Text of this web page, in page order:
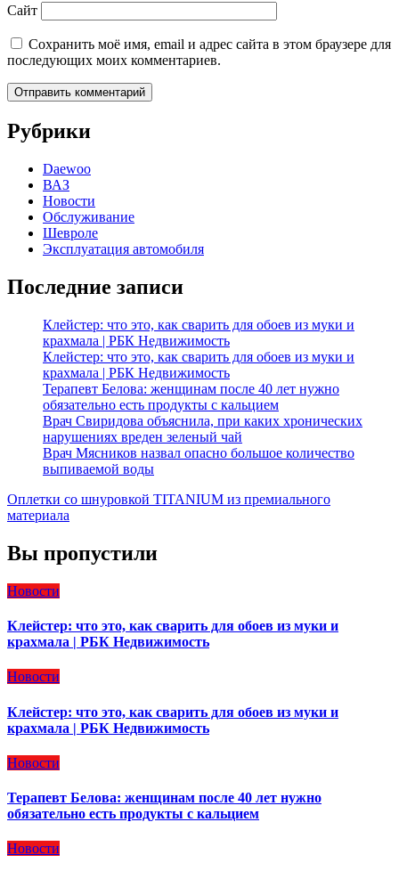
Сайт
Сохранить моё имя, email и адрес сайта в этом браузере для
последующих моих комментариев.
Рубрики
Daewoo
ВАЗ
Новости
Обслуживание
Шевроле
Эксплуатация автомобиля
Последние записи
Клейстер: что это, как сварить для обоев из муки и
крахмала | РБК Недвижимость
Клейстер: что это, как сварить для обоев из муки и
крахмала | РБК Недвижимость
Терапевт Белова: женщинам после 40 лет нужно
обязательно есть продукты с кальцием
Врач Свиридова объяснила, при каких хронических
нарушениях вреден зеленый чай
Врач Мясников назвал опасно большое количество
выпиваемой воды
Оплетки со шнуровкой TITANIUM из премиального
материала
Вы пропустили
Новости
Клейстер: что это, как сварить для обоев из муки и
крахмала | РБК Недвижимость
Новости
Клейстер: что это, как сварить для обоев из муки и
крахмала | РБК Недвижимость
Новости
Терапевт Белова: женщинам после 40 лет нужно
обязательно есть продукты с кальцием
Новости